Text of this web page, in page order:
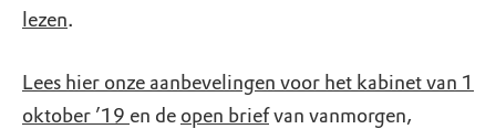
lezen.
Lees hier onze aanbevelingen voor het kabinet van 1
oktober ’19 en de open briefvan vanmorgen,